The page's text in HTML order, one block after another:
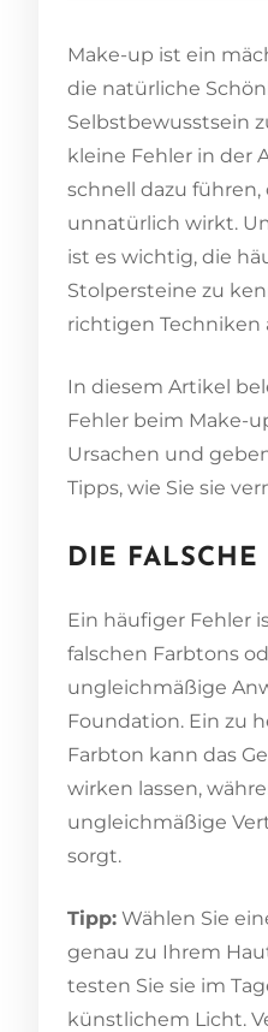
Make-up ist ein
die natürliche
Selbstbewusstsein
kleine Fehler in der
schnell dazu führen,
unnatürlich wirkt.
ist es wichtig, die
Stolpersteine zu
richtigen Techniken
In diesem Artikel
Fehler beim Make-
Ursachen und
Tipps, wie Sie sie
DIE
Ein häufiger Fehler
falschen Farbtons
ungleichmäßige
Foundation. Ein zu
Farbton kann das
wirken lassen,
ungleichmäßige
sorgt.
Tipp: Wählen Sie
genau zu Ihrem
testen Sie sie im
künstlichem Licht.